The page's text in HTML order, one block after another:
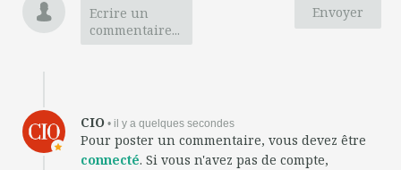
Envoyer
Ecrire un
commentaire...
CIO • il y a quelques secondes
Pour poster un commentaire, vous devez être
connecté. Si vous n'avez pas de compte,